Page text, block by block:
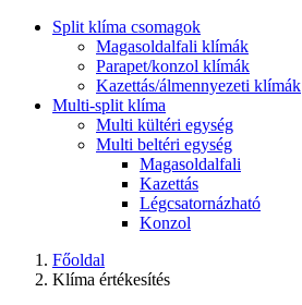
Split klíma csomagok
Magasoldalfali klímák
Parapet/konzol klímák
Kazettás/álmennyezeti klímák
Multi-split klíma
Multi kültéri egység
Multi beltéri egység
Magasoldalfali
Kazettás
Légcsatornázható
Konzol
Főoldal
Klíma értékesítés